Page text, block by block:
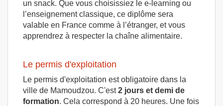
un snack. Que vous choisissiez le e-learning ou
l’enseignement classique, ce diplôme sera
valable en France comme à l’étranger, et vous
apprendrez à respecter la chaîne alimentaire.
Le permis d'exploitation
Le permis d'exploitation est obligatoire dans la
ville de Mamoudzou. C'est2 jours et demi de
formation. Cela correspond à 20 heures. Une fois